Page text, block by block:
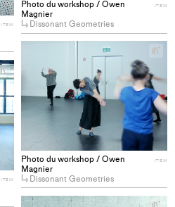
Photo du workshop / Owen
Magnier
Dissonant Geometries
ITEM
ITEM
Photo du workshop / Owen
Magnier
Dissonant Geometries
ITEM
+
ITEM
+
Add
to
collections
+